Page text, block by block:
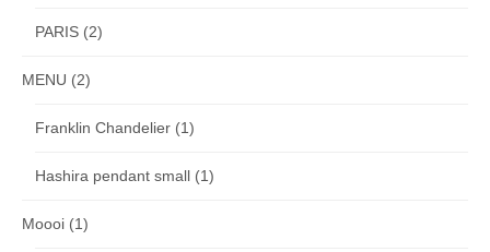
PARIS (2)
MENU (2)
Franklin Chandelier (1)
Hashira pendant small (1)
Moooi (1)